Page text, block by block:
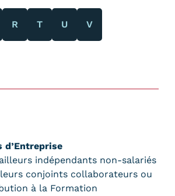
et
financement
R T U V
d’Entreprise
indépendants non-salariés
leurs conjoints collaborateurs ou
à la Formation